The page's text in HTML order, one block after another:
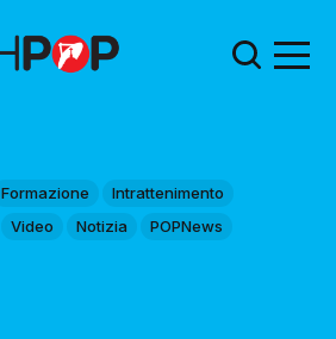
Formazione
Intrattenimento
Video Notizia POPNews